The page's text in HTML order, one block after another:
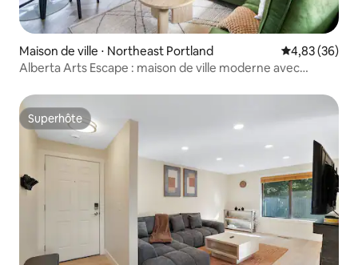
Maison de ville ⋅ Northeast Portland Évaluation
4,83 (36)
Alberta Arts Escape : maison de ville moderne avec
Superhôte
Superhôte